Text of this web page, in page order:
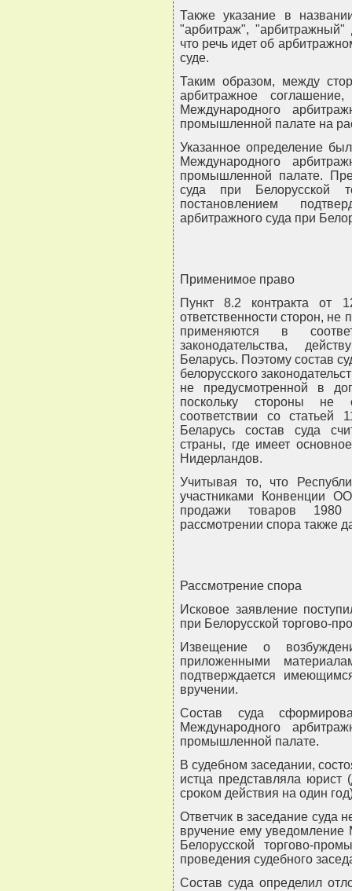
Также указание в
"арбитраж", "арбитражный"
что речь идет об
суде.
Таким образом, между
арбитражное
Международного
промышленной палате на
Указанное определение
Международного
промышленной палате.
суда при Белорусской
постановлением
арбитражного суда при
Применимое право
Пункт 8.2 контракта от
ответственности сторон,
применяются в
законодательства,
Беларусь. Поэтому состав
белорусского
не предусмотренной в
поскольку стороны не
соответствии со статьей
Беларусь состав суда
страны, где имеет
Нидерландов.
Учитывая то, что
участниками Конвенции
продажи товаров
рассмотрении спора также
Рассмотрение спора
Исковое заявление
при Белорусской торгово-
Извещение о
приложенными
подтверждается
вручении.
Состав суда
Международного
промышленной палате.
В судебном заседании,
истца представляла юрист
сроком действия на один
Ответчик в заседание суда
вручение ему уведомление
Белорусской торгово-
проведения судебного
Состав суда определил